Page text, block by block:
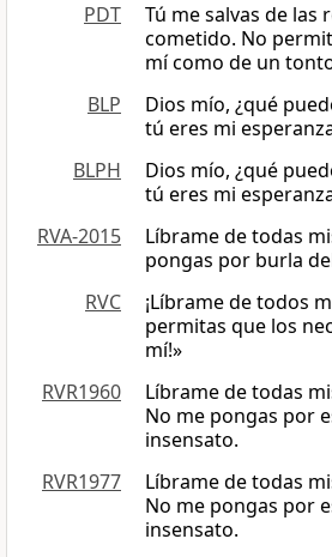
PDT
Tú me salvas de las
cometido. No
mí como de un
BLP
Dios mío, ¿qué
tú eres mi
BLPH
Dios mío, ¿qué
tú eres mi
RVA-2015
Líbrame de todas
pongas por burla
RVC
¡Líbrame de todos
permitas que los
mí!»
RVR1960
Líbrame de todas
No me pongas por
insensato.
RVR1977
Líbrame de todas
No me pongas por
insensato.